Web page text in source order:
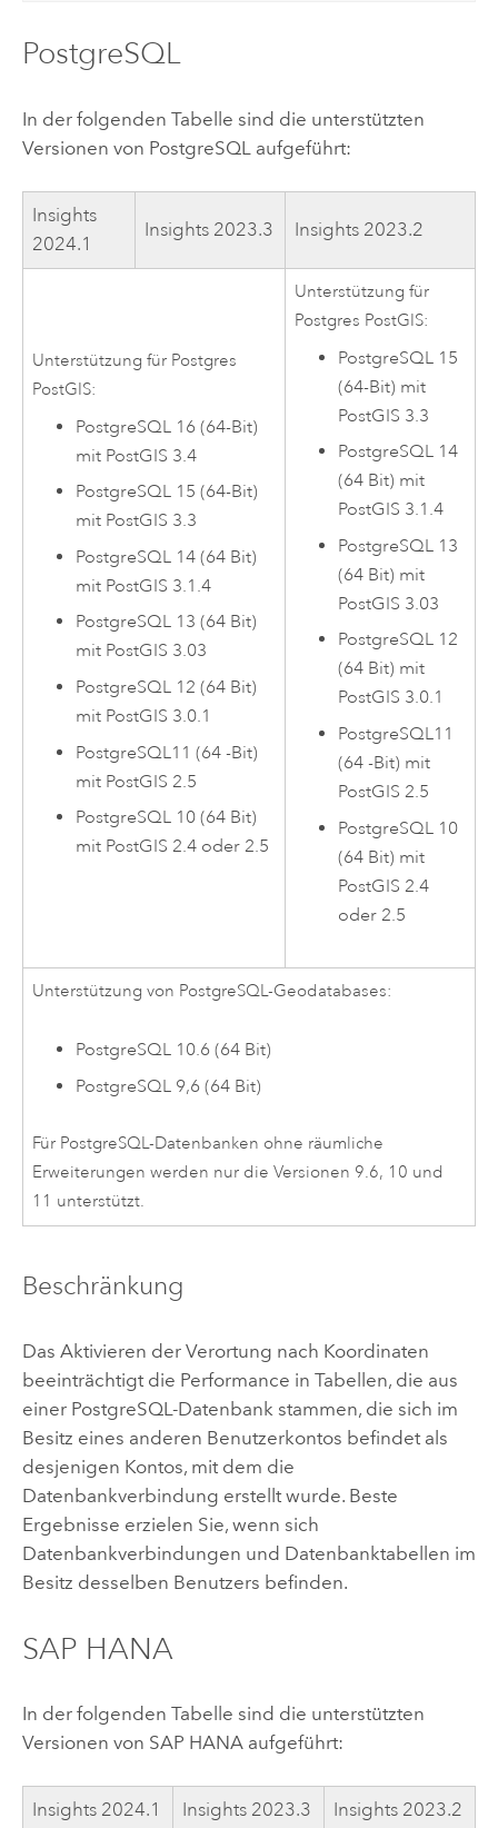
PostgreSQL
In der folgenden Tabelle sind die unterstützten
Versionen von PostgreSQL aufgeführt:
Insights
2024.1
Insights 2023.3 Insights 2023.2
Unterstützung für Postgres
PostGIS:
PostgreSQL 16 (64-Bit)
mit PostGIS 3.4
PostgreSQL 15 (64-Bit)
mit PostGIS 3.3
PostgreSQL 14 (64 Bit)
mit PostGIS 3.1.4
PostgreSQL 13 (64 Bit)
mit PostGIS 3.03
PostgreSQL 12 (64 Bit)
mit PostGIS 3.0.1
PostgreSQL11 (64 -Bit)
mit PostGIS 2.5
PostgreSQL 10 (64 Bit)
mit PostGIS 2.4 oder 2.5
Unterstützung für
Postgres PostGIS:
PostgreSQL 15
(64-Bit) mit
PostGIS 3.3
PostgreSQL 14
(64 Bit) mit
PostGIS 3.1.4
PostgreSQL 13
(64 Bit) mit
PostGIS 3.03
PostgreSQL 12
(64 Bit) mit
PostGIS 3.0.1
PostgreSQL11
(64 -Bit) mit
PostGIS 2.5
PostgreSQL 10
(64 Bit) mit
PostGIS 2.4
oder 2.5
Unterstützung von PostgreSQL-Geodatabases:
PostgreSQL 10.6 (64 Bit)
PostgreSQL 9,6 (64 Bit)
Für PostgreSQL-Datenbanken ohne räumliche
Erweiterungen werden nur die Versionen 9.6, 10 und
11 unterstützt.
Beschränkung
Das Aktivieren der Verortung nach Koordinaten
beeinträchtigt die Performance in Tabellen, die aus
einer PostgreSQL-Datenbank stammen, die sich im
Besitz eines anderen Benutzerkontos befindet als
desjenigen Kontos, mit dem die
Datenbankverbindung erstellt wurde. Beste
Ergebnisse erzielen Sie, wenn sich
Datenbankverbindungen und Datenbanktabellen im
Besitz desselben Benutzers befinden.
SAP HANA
In der folgenden Tabelle sind die unterstützten
Versionen von SAP HANA aufgeführt:
Insights 2024.1 Insights 2023.3 Insights 2023.2